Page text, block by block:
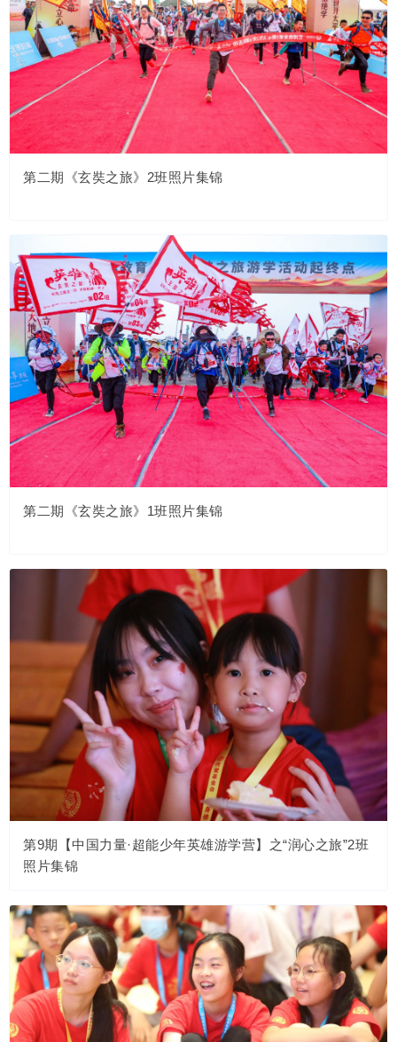
第二期《玄奘之旅》2班照片集锦
第二期《玄奘之旅》1班照片集锦
第9期【中国力量·超能少年英雄游学营】之“润心之旅”2班
照片集锦